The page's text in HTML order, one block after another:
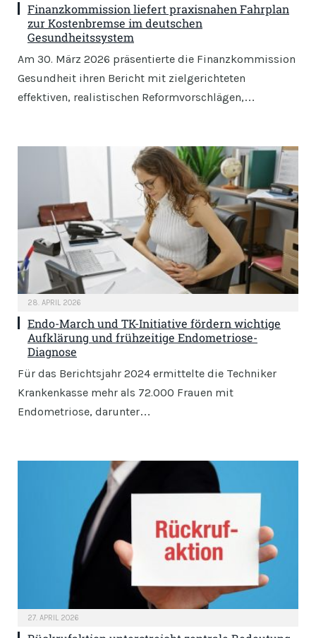
Finanzkommission liefert praxisnahen Fahrplan
zur Kostenbremse im deutschen
Gesundheitssystem
Am 30. März 2026 präsentierte die Finanzkommission
Gesundheit ihren Bericht mit zielgerichteten
effektiven, realistischen Reformvorschlägen,…
28. APRIL 2026
Endo-March und TK-Initiative fördern wichtige
Aufklärung und frühzeitige Endometriose-
Diagnose
Für das Berichtsjahr 2024 ermittelte die Techniker
Krankenkasse mehr als 72.000 Frauen mit
Endometriose, darunter…
27. APRIL 2026